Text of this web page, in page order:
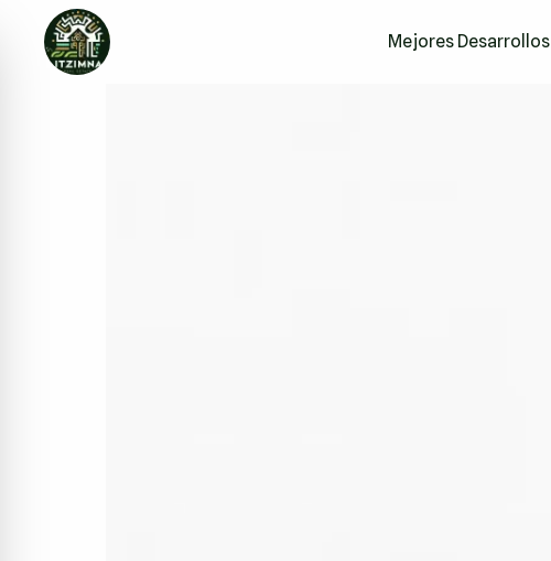
Mejores Desarrollos